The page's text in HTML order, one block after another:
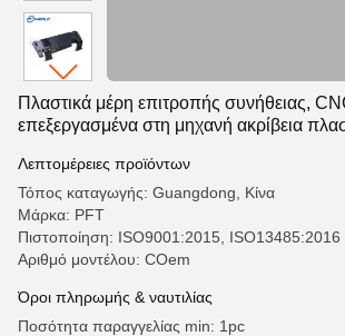
Πλαστικά μέρη επιτροπής συνήθειας,
επεξεργασμένα στη μηχανή ακρίβεια
Λεπτομέρειες προϊόντων
Τόπος καταγωγής: Guangdong, Κίνα
Μάρκα: PFT
Πιστοποίηση: ISO9001:2015, ISO13485:2016
Αριθμό μοντέλου: COem
Όροι πληρωμής & ναυτιλίας
Ποσότητα παραγγελίας min: 1pc